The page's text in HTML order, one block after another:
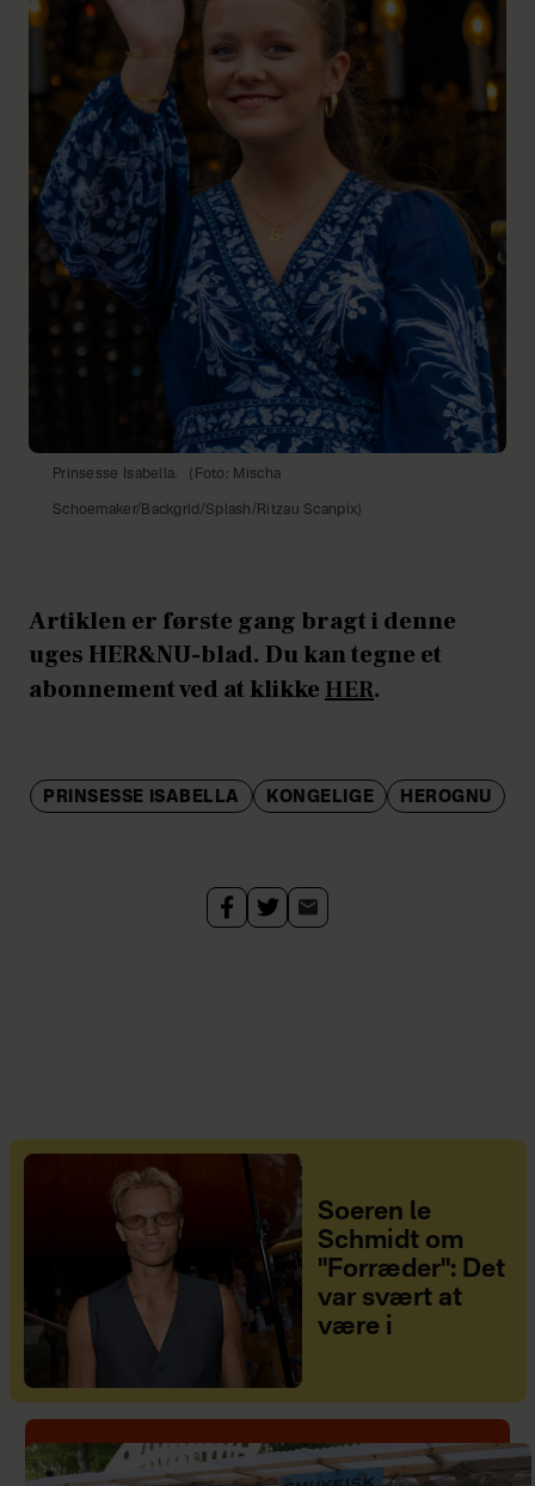
Prinsesse Isabella. (Foto: Mischa
Schoemaker/Backgrid/Splash/Ritzau Scanpix)
Artiklen er første gang bragt i denne
uges HER&NU-blad. Du kan tegne et
abonnement ved at klikke HER.
PRINSESSE ISABELLA KONGELIGE HEROGNU
Soeren le
Schmidt om
"Forræder": Det
var svært at
være i